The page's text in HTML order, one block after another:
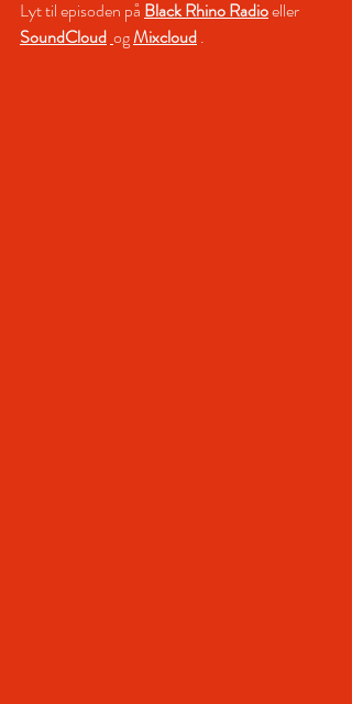
Lyt til episoden på Black Rhino Radioeller
SoundCloud ogMixcloud.